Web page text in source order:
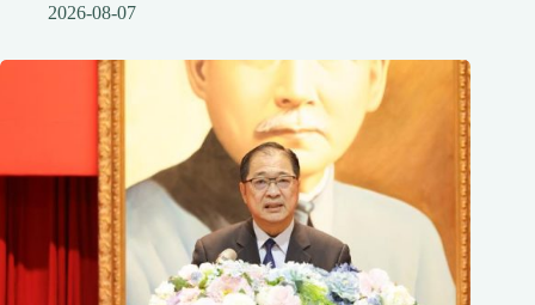
2026-08-07